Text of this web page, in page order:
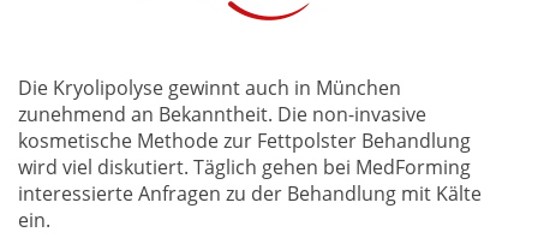
Die Kryolipolyse gewinnt auch in München
zunehmend an Bekanntheit. Die non-invasive
kosmetische Methode zur Fettpolster Behandlung
wird viel diskutiert. Täglich gehen bei MedForming
interessierte Anfragen zu der Behandlung mit Kälte
ein.